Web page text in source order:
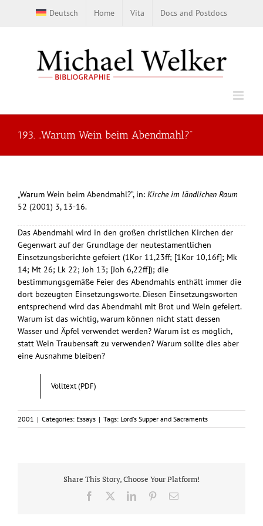
Deutsch Home Vita Docs and Postdocs
193. „Warum Wein beim Abendmahl?“
„Warum Wein beim Abendmahl?“, in: Kirche im ländlichen Raum
52 (2001) 3, 13-16.
Das Abendmahl wird in den großen christlichen Kirchen der
Gegenwart auf der Grundlage der neutestamentlichen
Einsetzungsberichte gefeiert (1Kor 11,23ff; [1Kor 10,16f]; Mk
14; Mt 26; Lk 22; Joh 13; [Joh 6,22ff]); die
bestimmungsgemäße Feier des Abendmahls enthält immer die
dort bezeugten Einsetzungsworte. Diesen Einsetzungsworten
entsprechend wird das Abendmahl mit Brot und Wein gefeiert.
Warum ist das wichtig, warum können nicht statt dessen
Wasser und Äpfel verwendet werden? Warum ist es möglich,
statt Wein Traubensaft zu verwenden? Warum sollte dies aber
eine Ausnahme bleiben?
Volltext (PDF)
2001 | Categories: Essays | Tags: Lord's Supper and Sacraments
Share This Story, Choose Your Platform!
Facebook LinkedInPinterestEmail